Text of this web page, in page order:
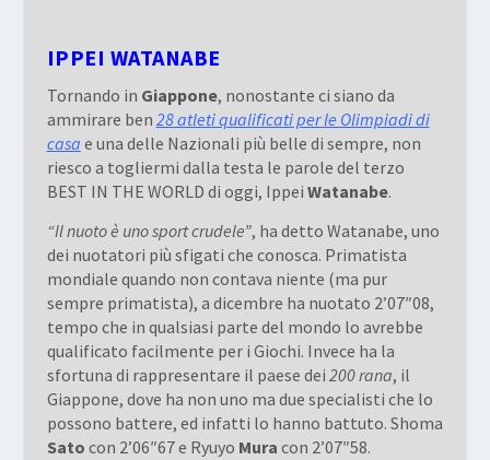
IPPEI WATANABE
Tornando in Giappone, nonostante ci siano da
ammirare ben 28 atleti qualificati per le Olimpiadi di
casa e una delle Nazionali più belle di sempre, non
riesco a togliermi dalla testa le parole del terzo
BEST IN THE WORLD di oggi, Ippei Watanabe.
“Il nuoto è uno sport crudele”, ha detto Watanabe, uno
dei nuotatori più sfigati che conosca. Primatista
mondiale quando non contava niente (ma pur
sempre primatista), a dicembre ha nuotato 2’07″08,
tempo che in qualsiasi parte del mondo lo avrebbe
qualificato facilmente per i Giochi. Invece ha la
sfortuna di rappresentare il paese dei 200 rana, il
Giappone, dove ha non uno ma due specialisti che lo
possono battere, ed infatti lo hanno battuto. Shoma
Sato con 2’06″67 e Ryuyo Mura con 2’07″58.